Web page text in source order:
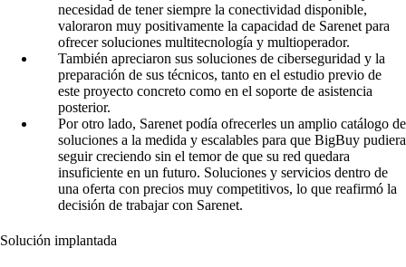
necesidad de tener siempre la conectividad disponible,
valoraron muy positivamente la capacidad de Sarenet para
ofrecer soluciones multitecnología y multioperador.
También apreciaron sus soluciones de ciberseguridad y la
preparación de sus técnicos, tanto en el estudio previo de
este proyecto concreto como en el soporte de asistencia
posterior.
Por otro lado, Sarenet podía ofrecerles un amplio catálogo de
soluciones a la medida y escalables para que BigBuy pudiera
seguir creciendo sin el temor de que su red quedara
insuficiente en un futuro. Soluciones y servicios dentro de
una oferta con precios muy competitivos, lo que reafirmó la
decisión de trabajar con Sarenet.
Solución implantada